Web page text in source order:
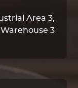
Area 3,
3